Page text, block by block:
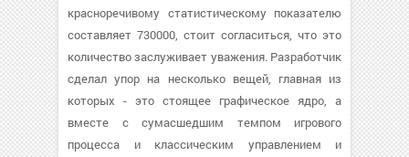
красноречивому статистическому показателю
составляет 730000, стоит согласиться, что это
количество заслуживает уважения. Разработчик
сделал упор на несколько вещей, главная из
которых - это стоящее графическое ядро, а
вместе с сумасшедшим темпом игрового
процесса и классическим управлением и